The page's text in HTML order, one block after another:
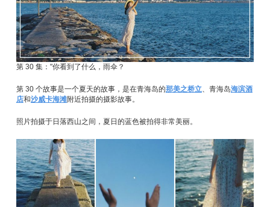
第 30 集："你看到了什么，雨伞？
第 30 个故事是一个夏天的故事，是在青海岛的那美之桥立、青海岛海滨酒
店和沙威卡海滩附近拍摄的摄影故事。
照片拍摄于日落西山之间，夏日的蓝色被拍得非常美丽。